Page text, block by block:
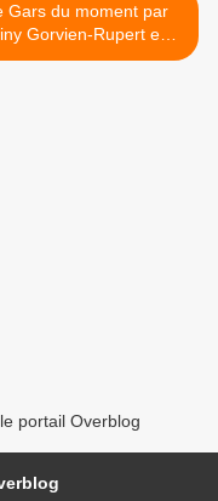
Gars du moment par
Gorvien-Rupert en
juin 2010 : Elizio >
portail Overblog